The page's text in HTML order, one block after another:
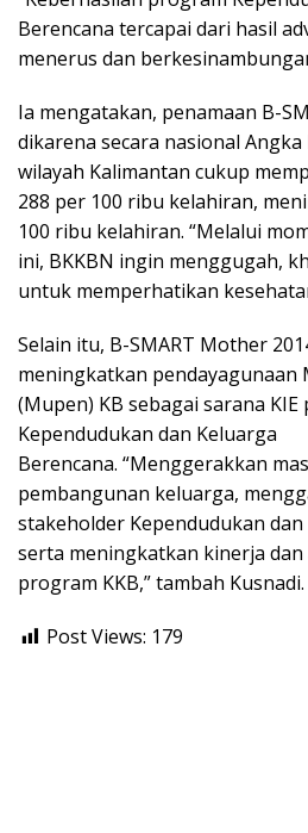
Berencana tercapai dari hasil
menerus dan
Ia mengatakan, penamaan B-
dikarena secara nasional
wilayah Kalimantan cukup
288 per 100 ribu kelahiran,
100 ribu kelahiran. “Melalui
ini, BKKBN ingin menggugah,
untuk memperhatikan
Selain itu, B-SMART Mother
meningkatkan pendayagunaan
(Mupen) KB sebagai sarana
Kependudukan dan Keluarga
Berencana. “Menggerakkan
pembangunan keluarga,
stakeholder Kependudukan
serta meningkatkan kinerja dan
program KKB,” tambah
Post Views: 179